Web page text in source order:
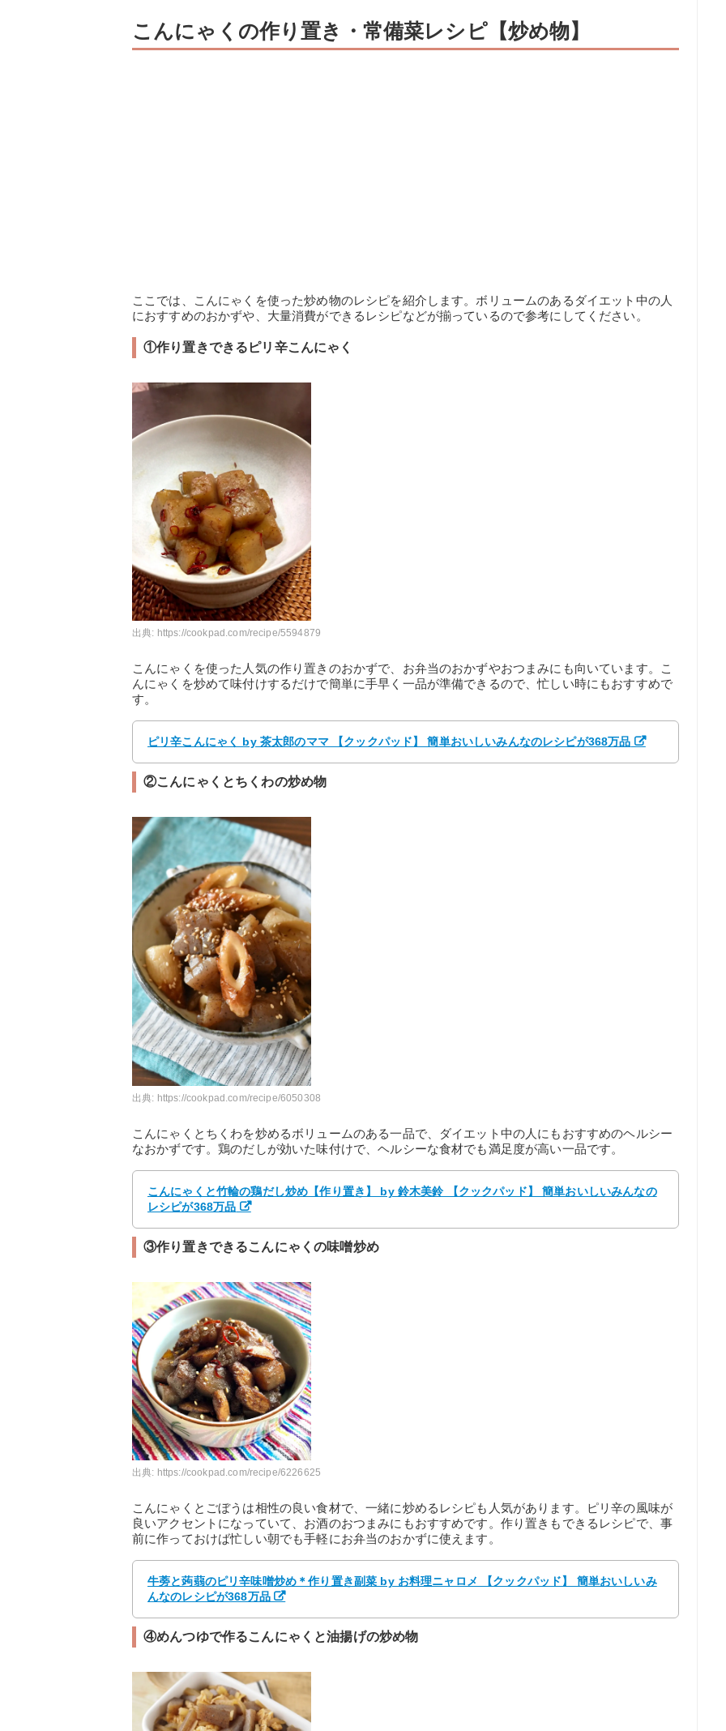
こんにゃくの作り置き・常備菜レシピ【炒め物】
ここでは、こんにゃくを使った炒め物のレシピを紹介します。ボリュームのあるダイエット中の人
におすすめのおかずや、大量消費ができるレシピなどが揃っているので参考にしてください。
①作り置きできるピリ辛こんにゃく
出典: https://cookpad.com/recipe/5594879
こんにゃくを使った人気の作り置きのおかずで、お弁当のおかずやおつまみにも向いています。こ
んにゃくを炒めて味付けするだけで簡単に手早く一品が準備できるので、忙しい時にもおすすめで
す。
ピリ辛こんにゃく by 茶太郎のママ 【クックパッド】 簡単おいしいみんなのレシピが368万品
②こんにゃくとちくわの炒め物
出典: https://cookpad.com/recipe/6050308
こんにゃくとちくわを炒めるボリュームのある一品で、ダイエット中の人にもおすすめのヘルシー
なおかずです。鶏のだしが効いた味付けで、ヘルシーな食材でも満足度が高い一品です。
こんにゃくと竹輪の鶏だし炒め【作り置き】 by 鈴木美鈴 【クックパッド】 簡単おいしいみんなの
レシピが368万品
③作り置きできるこんにゃくの味噌炒め
出典: https://cookpad.com/recipe/6226625
こんにゃくとごぼうは相性の良い食材で、一緒に炒めるレシピも人気があります。ピリ辛の風味が
良いアクセントになっていて、お酒のおつまみにもおすすめです。作り置きもできるレシピで、事
前に作っておけば忙しい朝でも手軽にお弁当のおかずに使えます。
牛蒡と蒟蒻のピリ辛味噌炒め＊作り置き副菜 by お料理ニャロメ 【クックパッド】 簡単おいしいみ
んなのレシピが368万品
④めんつゆで作るこんにゃくと油揚げの炒め物